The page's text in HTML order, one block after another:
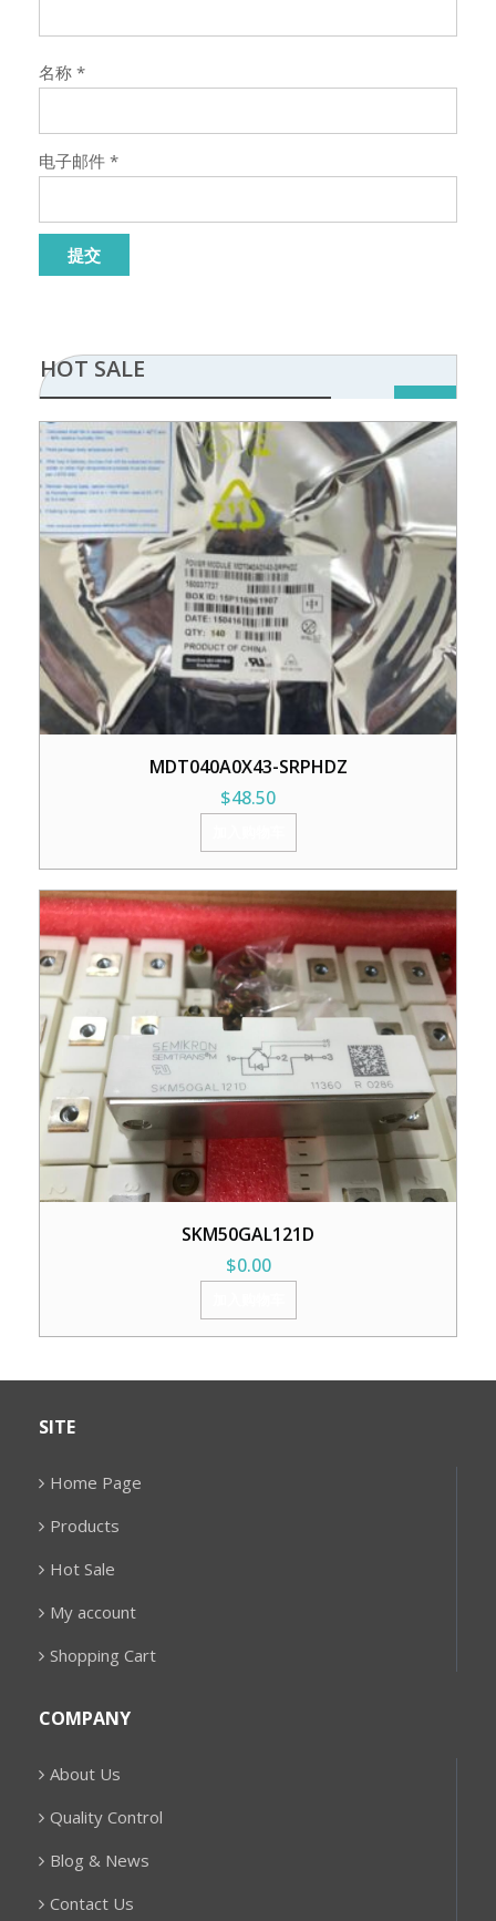
名称 *
电子邮件 *
HOT SALE
MDT040A0X43-SRPHDZ
$48.50
SKM50GAL121D
$0.00
SITE
Home Page
Products
Hot Sale
My account
Shopping Cart
COMPANY
About Us
Quality Control
Blog & News
Contact Us